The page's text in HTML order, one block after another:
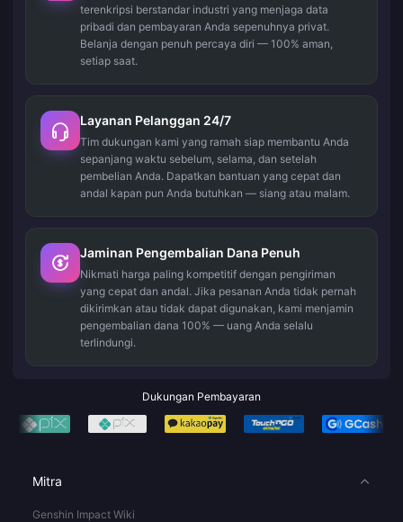
terenkripsi berstandar industri yang menjaga data
pribadi dan pembayaran Anda sepenuhnya privat.
Belanja dengan penuh percaya diri — 100% aman,
setiap saat.
Layanan Pelanggan 24/7
Tim dukungan kami yang ramah siap membantu Anda
sepanjang waktu sebelum, selama, dan setelah
pembelian Anda. Dapatkan bantuan yang cepat dan
andal kapan pun Anda butuhkan — siang atau malam.
Jaminan Pengembalian Dana Penuh
Nikmati harga paling kompetitif dengan pengiriman
yang cepat dan andal. Jika pesanan Anda tidak pernah
dikirimkan atau tidak dapat digunakan, kami menjamin
pengembalian dana 100% — uang Anda selalu
terlindungi.
Dukungan Pembayaran
Mitra
Genshin Impact Wiki